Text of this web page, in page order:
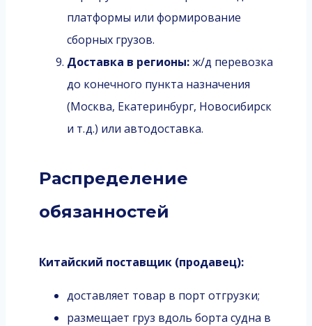
платформы или формирование
сборных грузов.
Доставка в регионы:ж/д перевозка
до конечного пункта назначения
(Москва, Екатеринбург, Новосибирск
и т. д.) или автодоставка.
Распределение
обязанностей
Китайский поставщик (продавец):
доставляет товар в порт отгрузки;
размещает груз вдоль борта судна в